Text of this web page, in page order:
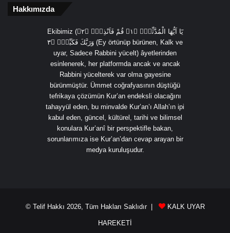
Hakkımızda
Ekibimiz (يَٓا اَيُّهَا الْمُدَّثِّرُۙ ﴿١﴾ قُمْ فَاَنْذِرْۙ ﴿٢﴾
وَرَبَّكَ فَكَبِّرْۙ ﴿٣ (Ey örtünüp bürünen, Kalk ve
uyar, Sadece Rabbini yücelt) âyetlerinden
esinlenerek, her platformda ancak ve ancak
Rabbini yücelterek var olma gayesine
bürünmüştür. Ümmet coğrafyasının düştüğü
tefrikaya çözümün Kur’an endeksli olacağını
tahayyül eden, bu minvalde Kur’an’ı Allah’ın ipi
kabul eden, güncel, kültürel, tarihi ve bilimsel
konulara Kur’anî bir perspektifle bakan,
sorunlarımıza ise Kur’an’dan cevap arayan bir
medya kuruluşudur.
© Telif Hakkı 2026, Tüm Hakları Saklıdır | KALK UYAR
HAREKETİ